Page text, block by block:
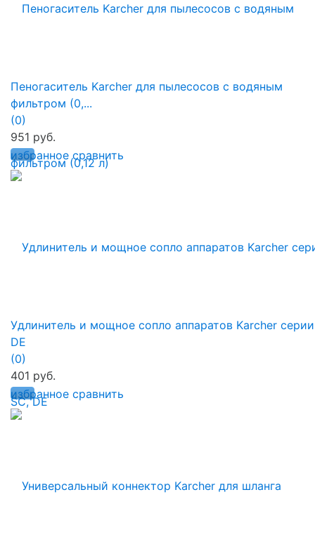
избранное сравнить
Пеногаситель Karcher для пылесосов с водяным
фильтром (0,...
(0)
951 руб.
избранное сравнить
Удлинитель и мощное сопло аппаратов Karcher
DE
(0)
401 руб.